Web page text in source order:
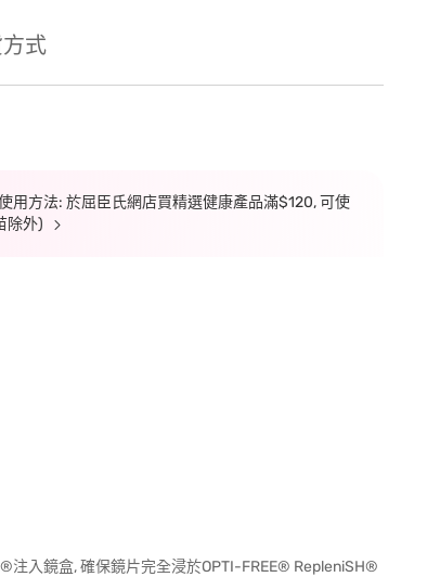
式
方法: 於屈臣氏網店買精選健康產品滿$120, 可使
除外)
注入鏡盒, 確保鏡片完全浸於OPTI-FREE® RepleniSH®